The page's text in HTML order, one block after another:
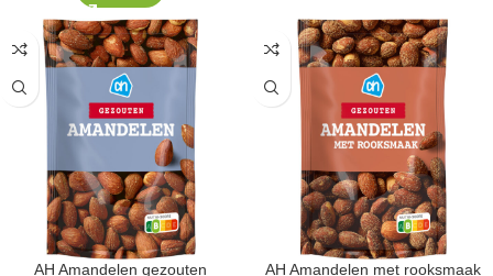
AH Amandelen gezouten AH Amandelen met rooksmaak